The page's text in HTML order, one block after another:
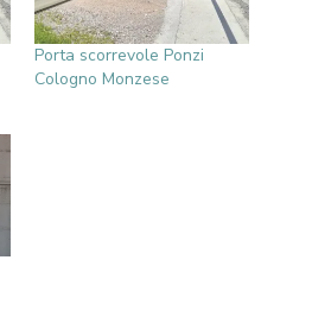
Porta scorrevole Ponzi
Cologno Monzese